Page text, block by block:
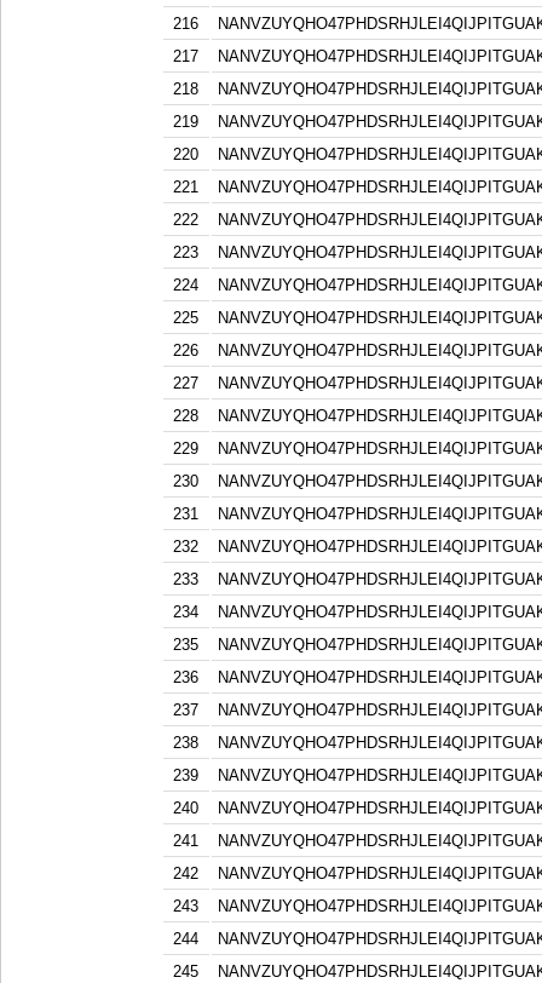
216
217
218
219
220
221
222
223
224
225
226
227
228
229
230
231
232
233
234
235
236
237
238
239
240
241
242
243
244
245